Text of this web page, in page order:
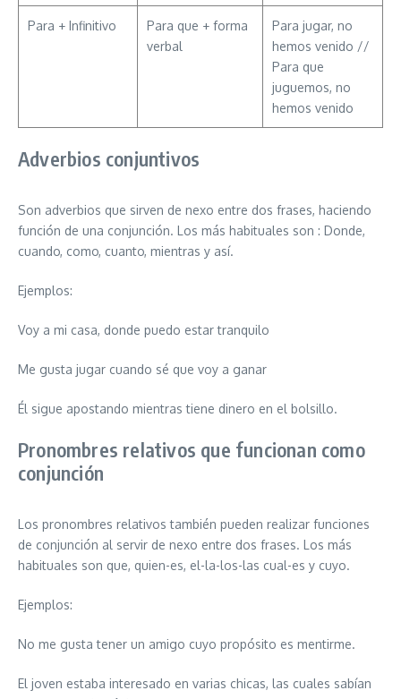
Para + Infinitivo
Para que + forma
verbal
Para jugar, no
hemos venido //
Para que
juguemos, no
hemos venido
Adverbios conjuntivos
Son adverbios que sirven de nexo entre dos frases, haciendo
función de una conjunción. Los más habituales son : Donde,
cuando, como, cuanto, mientras y así.
Ejemplos:
Voy a mi casa, donde puedo estar tranquilo
Me gusta jugar cuando sé que voy a ganar
Él sigue apostando mientras tiene dinero en el bolsillo.
Pronombres relativos que funcionan como
conjunción
Los pronombres relativos también pueden realizar funciones
de conjunción al servir de nexo entre dos frases. Los más
habituales son que, quien-es, el-la-los-las cual-es y cuyo.
Ejemplos:
No me gusta tener un amigo cuyo propósito es mentirme.
El joven estaba interesado en varias chicas, las cuales sabían